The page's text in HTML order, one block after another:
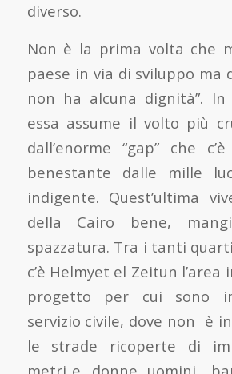
diverso.
Non è la prima volta che
paese in via di sviluppo ma
non ha alcuna dignità”.
essa assume il volto più
dall’enorme “gap” che
benestante dalle mille
indigente. Quest’ultima
della Cairo bene,
spazzatura. Tra i tanti
c’è Helmyet el Zeitun l’area
progetto per cui sono
servizio civile, dove non è
le strade ricoperte di